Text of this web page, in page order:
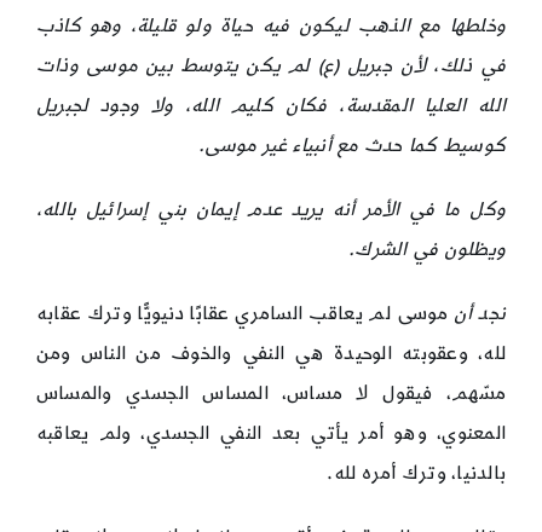
وخلطها مع الذهب ليكون فيه حياة ولو قليلة، وهو كاذب
في ذلك، لأن جبريل (ع) لم يكن يتوسط بين موسى وذات
الله العليا المقدسة، فكان كليم الله، ولا وجود لجبريل
كوسيط كما حدث مع أنبياء غير موسى.
وكل ما في الأمر أنه يريد عدم إيمان بني إسرائيل بالله،
ويظلون في الشرك.
نجد أن موسى لم يعاقب السامري عقابًا دنيويًّا وترك عقابه
لله، وعقوبته الوحيدة هي النفي والخوف من الناس ومن
مسّهم، فيقول لا مساس، المساس الجسدي والمساس
المعنوي، وهو أمر يأتي بعد النفي الجسدي، ولم يعاقبه
بالدنيا، وترك أمره لله.